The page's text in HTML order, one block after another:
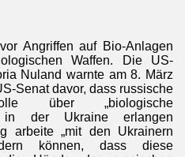
Angriffen auf Bio-Anlagen
Waffen. Die US-
Nuland warnte am 8. März
Senat davor, dass russische
über „biologische
in der Ukraine erlangen
arbeite „mit den Ukrainern
können, dass diese